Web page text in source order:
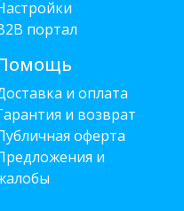
портал
и оплата
и возврат
оферта
и